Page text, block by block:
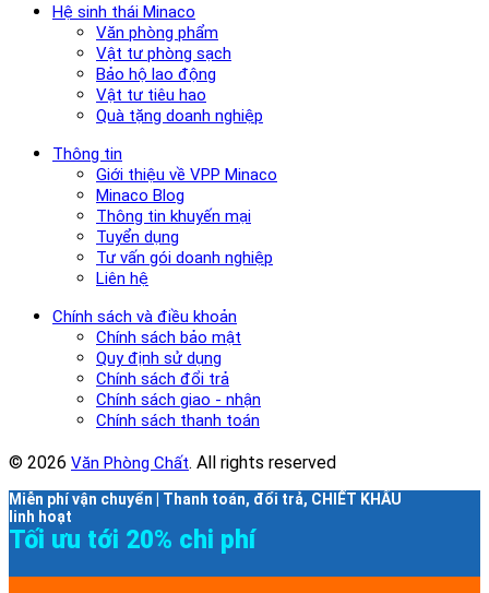
Hệ sinh thái Minaco
Văn phòng phẩm
Vật tư phòng sạch
Bảo hộ lao động
Vật tư tiêu hao
Quà tặng doanh nghiệp
Thông tin
Giới thiệu về VPP Minaco
Minaco Blog
Thông tin khuyến mại
Tuyển dụng
Tư vấn gói doanh nghiệp
Liên hệ
Chính sách và điều khoản
Chính sách bảo mật
Quy định sử dụng
Chính sách đổi trả
Chính sách giao - nhận
Chính sách thanh toán
© 2026 Văn Phòng Chất. All rights reserved
Miễn phí vận chuyển | Thanh toán, đổi trả, CHIẾT KHẤU
linh hoạt
Tối ưu tới 20% chi phí